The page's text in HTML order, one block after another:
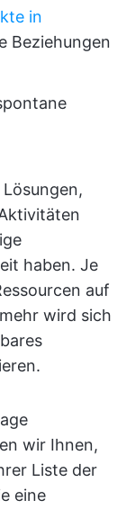
in
Beziehungen
haben. Je
auf
wird sich
wir Ihnen,
Liste der
eine